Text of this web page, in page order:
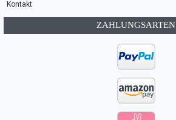
Kontakt
ZAHLUNGSARTEN